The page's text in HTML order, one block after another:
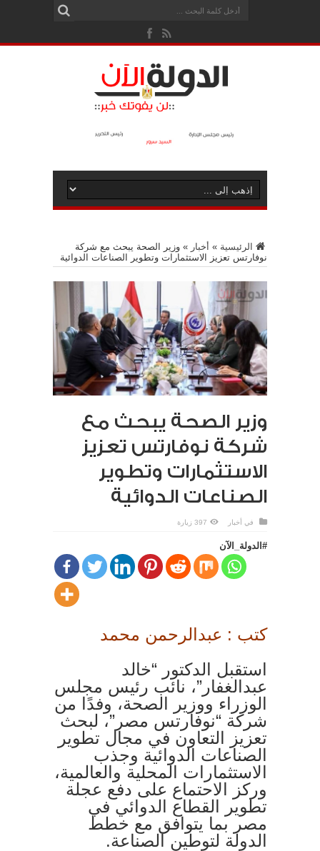
الرئيسية » أخبار » وزير الصحة يبحث مع شركة
نوفارتس تعزيز الاستثمارات وتطوير الصناعات الدوائية
وزير الصحة يبحث مع
شركة نوفارتس تعزيز
الاستثمارات وتطوير
الصناعات الدوائية
في أخبار 397 زيارة
#الدولة_الآن
كتب : عبدالرحمن محمد
استقبل الدكتور “خالد
عبدالغفار”، نائب رئيس مجلس
الوزراء ووزير الصحة، وفدًا من
شركة “نوفارتس مصر”، لبحث
تعزيز التعاون في مجال تطوير
الصناعات الدوائية وجذب
الاستثمارات المحلية والعالمية،
وركز الاحتماع على دفع عجلة
تطوير القطاع الدوائي في
مصر بما يتوافق مع خطط
الدولة لتوطين الصناعة.